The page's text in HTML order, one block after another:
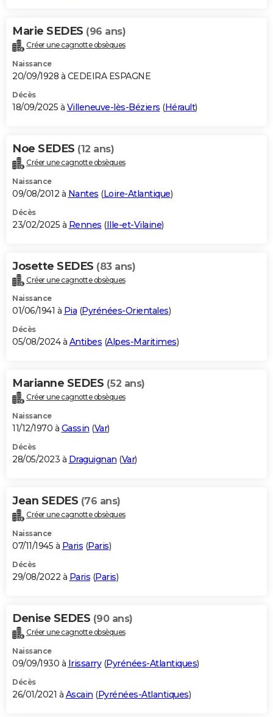
Bricolage
Lifestyle
Culture
Sport
Auto
Television
Voyage
Cinema
Marie SEDES (96 ans)
Créer une cagnotte obsèques
Naissance
20/09/1928 à CEDEIRA ESPAGNE
Décès
18/09/2025 à Villeneuve-lès-Béziers (Hérault)
Noe SEDES (12 ans)
Créer une cagnotte obsèques
Naissance
09/08/2012 à Nantes (Loire-Atlantique)
Décès
23/02/2025 à Rennes (Ille-et-Vilaine)
Josette SEDES (83 ans)
Créer une cagnotte obsèques
Naissance
01/06/1941 à Pia (Pyrénées-Orientales)
Décès
05/08/2024 à Antibes (Alpes-Maritimes)
Marianne SEDES (52 ans)
Créer une cagnotte obsèques
Naissance
11/12/1970 à Gassin (Var)
Décès
28/05/2023 à Draguignan (Var)
Jean SEDES (76 ans)
Créer une cagnotte obsèques
Naissance
07/11/1945 à Paris (Paris)
Décès
29/08/2022 à Paris (Paris)
Denise SEDES (90 ans)
Créer une cagnotte obsèques
Naissance
09/09/1930 à Irissarry(Pyrénées-Atlantiques)
Décès
26/01/2021 à Ascain (Pyrénées-Atlantiques)